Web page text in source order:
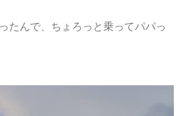
たんで、ちょろっと乗ってパパっ